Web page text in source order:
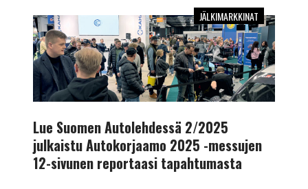
Lue
Suomen
Autolehdessä
2/2025
julkaistu
Autokorjaamo
2025
-
messujen
12-
JÄLKIMARKKINAT
Lue Suomen Autolehdessä 2/2025
julkaistu Autokorjaamo 2025 -messujen
12-sivunen reportaasi tapahtumasta